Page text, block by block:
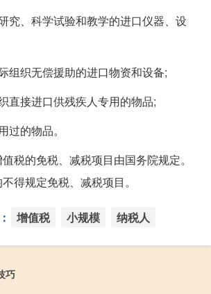
究、科学试验和教学的进口仪器、设
组织无偿援助的进口物资和设备;
直接进口供残疾人专用的物品;
过的物品。
税的免税、减税项目由国务院规定。
得规定免税、减税项目。
增值税 小规模 纳税人
巧